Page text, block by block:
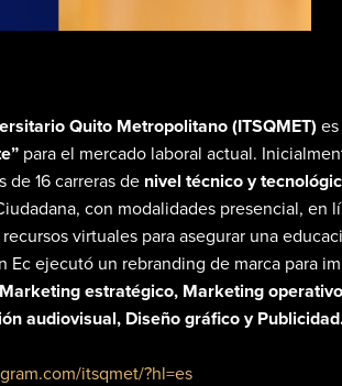
Quito Metropolitano (ITSQMET)
para el mercado laboral actual.
de 16 carreras de nivel técnico y
con modalidades presencial, en
virtuales para asegurar una
Ec ejecutó un rebranding de marca para
Marketing estratégico, Marketing
audiovisual, Diseño gráfico y
itsqmet/?hl=es